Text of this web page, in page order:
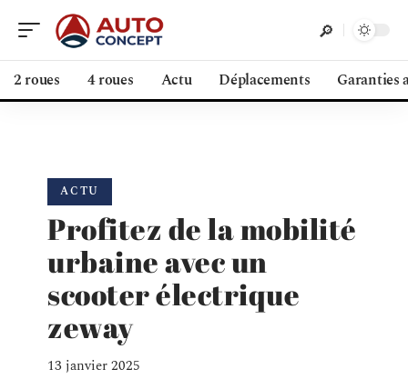
2 roues 4 roues Actu Déplacements Garanties
ACTU
Profitez de la mobilité
urbaine avec un
scooter électrique
zeway
13 janvier 2025